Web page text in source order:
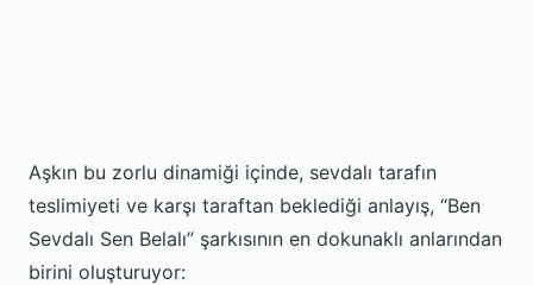
Aşkın bu zorlu dinamiği içinde, sevdalı tarafın
teslimiyeti ve karşı taraftan beklediği anlayış, “Ben
Sevdalı Sen Belalı” şarkısının en dokunaklı anlarından
birini oluşturuyor: